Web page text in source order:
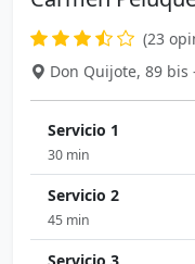
(23
Don Quijote, 89 bis
Servicio 1
30 min
Servicio 2
45 min